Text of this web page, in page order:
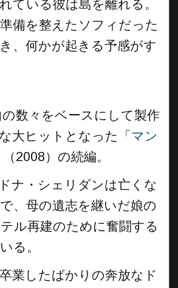
ている彼は島を離れる。
備を整えたソフィだった
、何かが起きる予感がす
の数々をベースにして製作
大ヒットとなった「 マン
（2008）の続編。
ナ・シェリダンは亡くな
、母の遺志を継いだ娘の
ル再建のために奮闘する
る。
業したばかりの奔放なド